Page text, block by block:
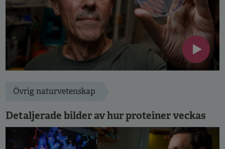
Övrig naturvetenskap
Detaljerade bilder av hur proteiner veckas